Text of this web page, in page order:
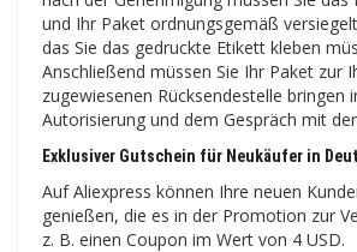
und Ihr Paket ordnungsgemäß
das Sie das gedruckte Etikett kleben
Anschließend müssen Sie Ihr Paket zur
zugewiesenen Rücksendestelle bringen
Autorisierung und dem Gespräch mit
Exklusiver Gutschein für Neukäufer in
Auf Aliexpress können Ihre neuen
genießen, die es in der Promotion zur
z. B. einen Coupon im Wert von 4 USD.